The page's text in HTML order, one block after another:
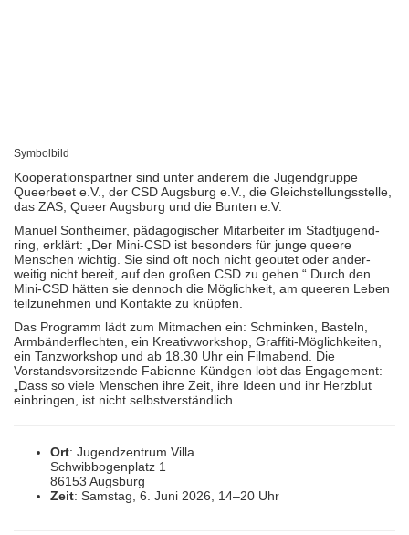
Symbolbild
Kooperationspartner sind unter anderem die Jugendgruppe
Queerbeet e.V., der CSD Augsburg e.V., die Gleichstellungsstelle,
das ZAS, Queer Augsburg und die Bunten e.V.
Manuel Sontheimer, pädagogischer Mitarbeiter im Stadt­jugend­
ring, erklärt: „Der Mini-CSD ist besonders für junge queere
Menschen wichtig. Sie sind oft noch nicht geoutet oder ander­
weitig nicht bereit, auf den großen CSD zu gehen.“ Durch den
Mini-CSD hätten sie dennoch die Möglich­keit, am queeren Leben
teil­zunehmen und Kontakte zu knüpfen.
Das Programm lädt zum Mitmachen ein: Schminken, Basteln,
Armbänder­flechten, ein Kreativ­workshop, Graffiti-Möglich­keiten,
ein Tanz­workshop und ab 18.30 Uhr ein Filmabend. Die
Vorstands­vor­sitzende Fabienne Kündgen lobt das Engagement:
„Dass so viele Menschen ihre Zeit, ihre Ideen und ihr Herzblut
einbringen, ist nicht selbst­verständlich.
Ort: Jugendzentrum Villa
Schwibbogenplatz 1
86153 Augsburg
Zeit: Samstag, 6. Juni 2026, 14–20 Uhr